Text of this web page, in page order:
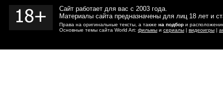
Сайт работает для вас с 2003 года.
Материалы сайта предназначены для лиц 18 лет и
Права на оригинальные тексты, а также на подбор и
Основные темы сайта World Art: фильмы и сериалы | видеоигры |